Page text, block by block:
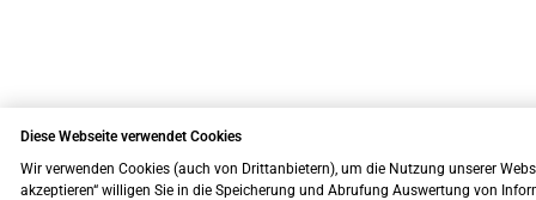
Diese Webseite verwendet Cookies
Wir verwenden Cookies (auch von Drittanbietern), um die Nutzung unserer
akzeptieren“ willigen Sie in die Speicherung und Abrufung Auswertung von